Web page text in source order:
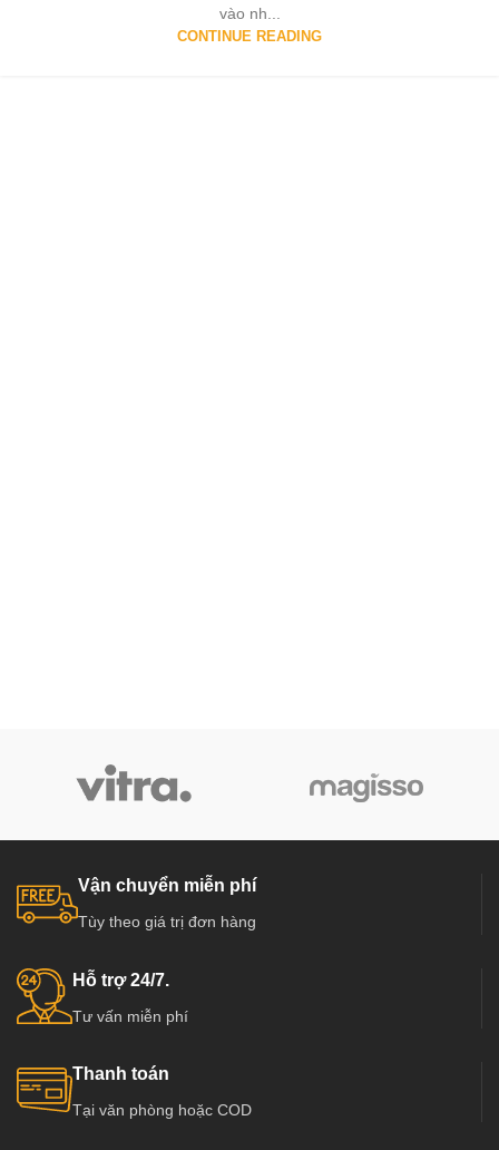
vào nh...
CONTINUE READING
Vận chuyển miễn phí
Tùy theo giá trị đơn hàng
Hỗ trợ 24/7.
Tư vấn miễn phí
Thanh toán
Tại văn phòng hoặc COD